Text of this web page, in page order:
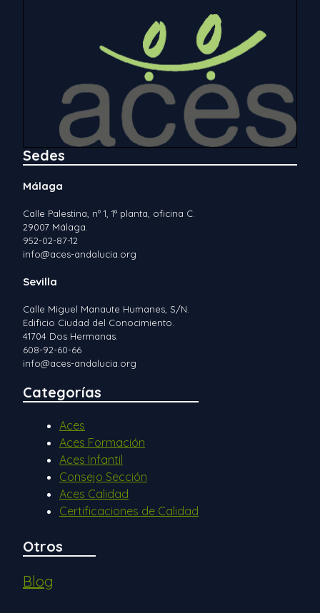
Sedes
Málaga
Calle Palestina, nº 1, 1ª planta, oficina C.
29007 Málaga.
952-02-87-12
info@aces-andalucia.org
Sevilla
Calle Miguel Manaute Humanes, S/N.
Edificio Ciudad del Conocimiento.
41704 Dos Hermanas.
608-92-60-66
info@aces-andalucia.org
Categorías
Aces
Aces Formación
Aces Infantil
Consejo Sección
Aces Calidad
Certificaciones de Calidad
Otros
Blog